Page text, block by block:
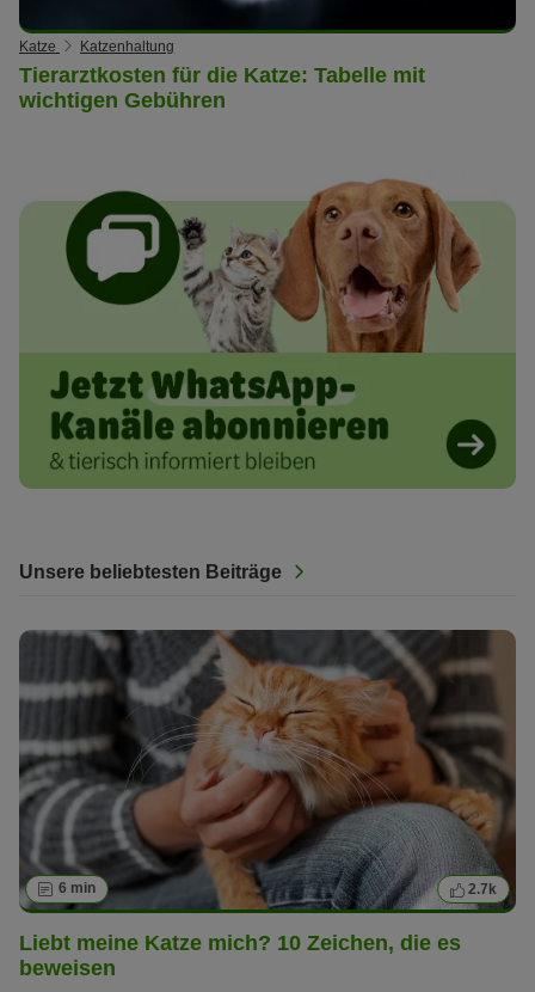
Katze Katzenhaltung
Tierarztkosten für die Katze: Tabelle mit
wichtigen Gebühren
Unsere beliebtesten Beiträge
6 min 2.7k
Liebt meine Katze mich? 10 Zeichen, die es
beweisen